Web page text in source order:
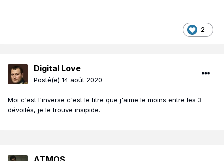
2
Digital Love
Posté(e) 14 août 2020
Moi c'est l'inverse c'est le titre que j'aime le moins entre les 3
dévoilés, je le trouve insipide.